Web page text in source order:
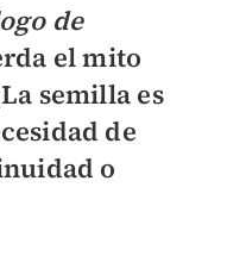
de
el mito
semilla es
de
o